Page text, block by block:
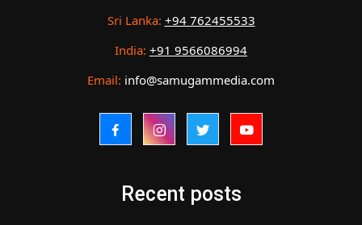
Sri Lanka: +94 762455533
India: +91 9566086994
Email: info@samugammedia.com
Recent posts